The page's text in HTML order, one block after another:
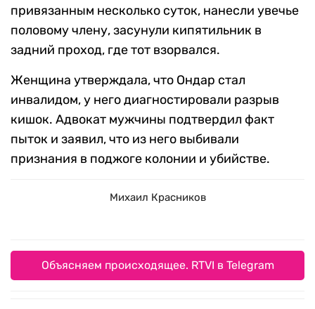
привязанным несколько суток, нанесли увечье
половому члену, засунули кипятильник в
задний проход, где тот взорвался.
Женщина утверждала, что Ондар стал
инвалидом, у него диагностировали разрыв
кишок. Адвокат мужчины подтвердил факт
пыток и заявил, что из него выбивали
признания в поджоге колонии и убийстве.
Михаил Красников
Объясняем происходящее. RTVI в Telegram